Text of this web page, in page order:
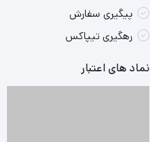
پیگیری سفارش
رهگیری تیپاکس
نماد های اعتبار